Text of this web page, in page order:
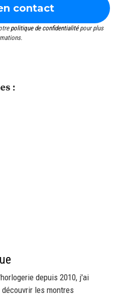
politique de confidentialitépour plus
:
depuis 2010, j'ai
les montres